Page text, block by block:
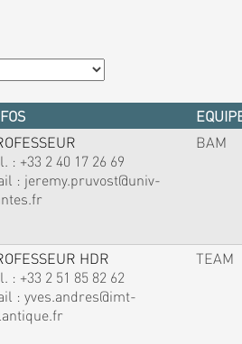
: +33 2 40 17 26 69
: jeremy.pruvost@univ-
BAM
HDR
: +33 2 51 85 82 62
: yves.andres@imt-
TEAM